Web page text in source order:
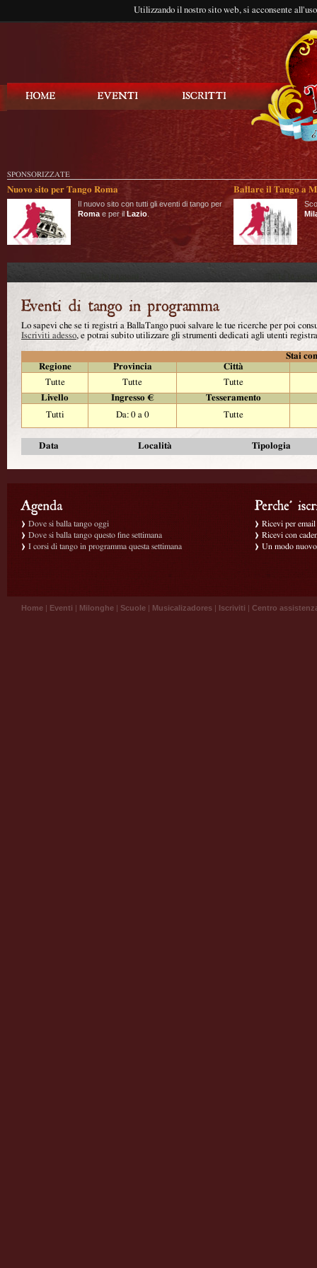
Utilizzando il nostro sito web, si acconsente
SPONSORIZZATE
Nuovo sito per Tango Roma
Il nuovo sito con tutti gli eventi di tango per
Roma e per il Lazio
Ballare il Tango a
Lo sapevi che se ti registri a BallaTango puoi salvare le tue ricerche per poi
Iscriviti adesso, e potrai subito utilizzare gli strumenti dedicati agli utenti
Stai
Regione
Provincia
Città
Tutte
Tutte
Tutte
Livello
Ingresso €
Tesseramento
Tutti
Da: 0 a 0 Tutte
Data Località Tipologia
Dove si balla tango oggi
Dove si balla tango questo fine settimana
I corsi di tango in programma questa settimana
Ricevi per
Ricevi con
Un modo
Home | Eventi | Milonghe | Scuole | Musicalizadores | Iscriviti | Centro